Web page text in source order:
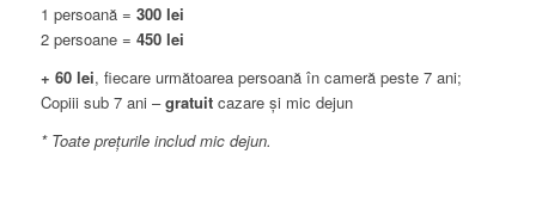
1 persoană = 300 lei
2 persoane = 450 lei
+ 60 lei, fiecare următoarea persoană în cameră peste 7 ani;
Copiii sub 7 ani –gratuitcazare și mic dejun
* Toate prețurile includ mic dejun.